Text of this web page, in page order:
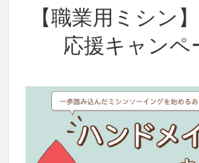
【職業用ミシン
応援キャンペ